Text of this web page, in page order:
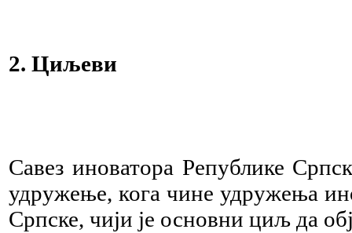
2. Циљеви
Савез иноватора Републике
удружење, кога чине удружења
Српске, чији је основни циљ да